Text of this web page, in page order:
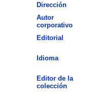
Dirección
Autor
corporativo
Editorial
Idioma
Editor de la
colección